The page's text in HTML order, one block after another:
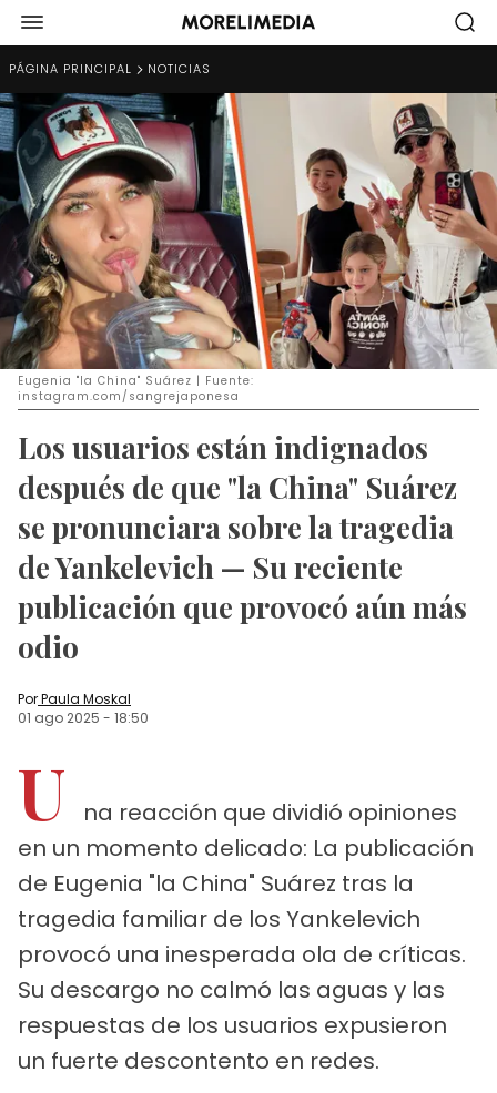
PÁGINA PRINCIPAL NOTICIAS
Eugenia "la China" Suárez | Fuente:
instagram.com/sangrejaponesa
Los usuarios están indignados
después de que "la China" Suárez
se pronunciara sobre la tragedia
de Yankelevich — Su reciente
publicación que provocó aún más
odio
PorPaula Moskal
01 ago 2025 - 18:50
U
na reacción que dividió opiniones
en un momento delicado: La publicación
de Eugenia "la China" Suárez tras la
tragedia familiar de los Yankelevich
provocó una inesperada ola de críticas.
Su descargo no calmó las aguas y las
respuestas de los usuarios expusieron
un fuerte descontento en redes.